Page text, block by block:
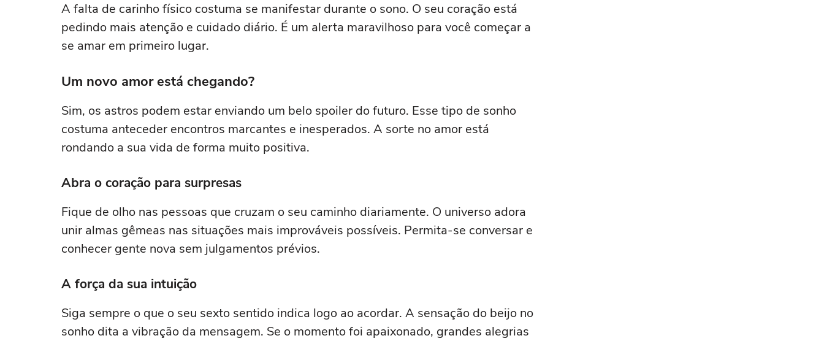
A falta de carinho físico costuma se manifestar durante o sono. O seu coração está
pedindo mais atenção e cuidado diário. É um alerta maravilhoso para você começar a
se amar em primeiro lugar.
Um novo amor está chegando?
Sim, os astros podem estar enviando um belo spoiler do futuro. Esse tipo de sonho
costuma anteceder encontros marcantes e inesperados. A sorte no amor está
rondando a sua vida de forma muito positiva.
Abra o coração para surpresas
Fique de olho nas pessoas que cruzam o seu caminho diariamente. O universo adora
unir almas gêmeas nas situações mais improváveis possíveis. Permita-se conversar e
conhecer gente nova sem julgamentos prévios.
A força da sua intuição
Siga sempre o que o seu sexto sentido indica logo ao acordar. A sensação do beijo no
sonho dita a vibração da mensagem. Se o momento foi apaixonado, grandes alegrias